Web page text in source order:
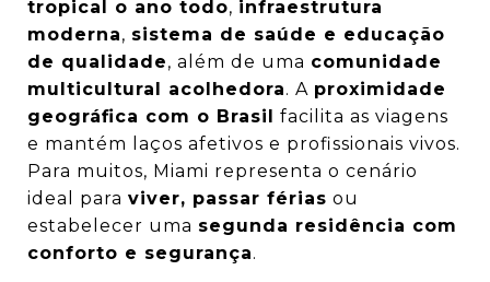
tropical o ano todo, infraestrutura
moderna, sistema de saúde e educação
de qualidade, além de uma comunidade
multicultural acolhedora. A proximidade
geográfica com o Brasil facilita as viagens
e mantém laços afetivos e profissionais vivos.
Para muitos, Miami representa o cenário
ideal para viver, passar férias ou
estabelecer uma segunda residência com
conforto e segurança.